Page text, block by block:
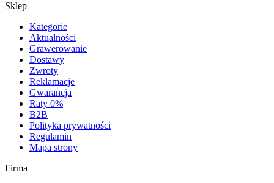
Sklep
Kategorie
Aktualności
Grawerowanie
Dostawy
Zwroty
Reklamacje
Gwarancja
Raty 0%
B2B
Polityka prywatności
Regulamin
Mapa strony
Firma